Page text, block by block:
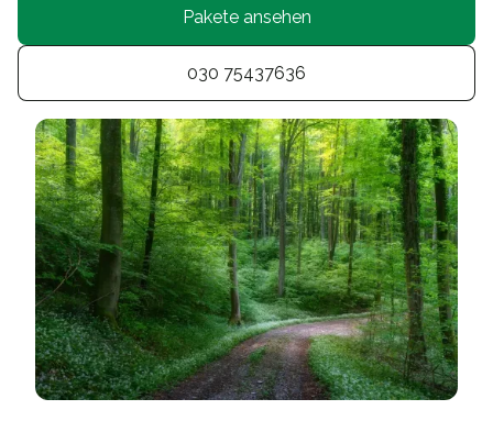
Pakete ansehen
030 75437636